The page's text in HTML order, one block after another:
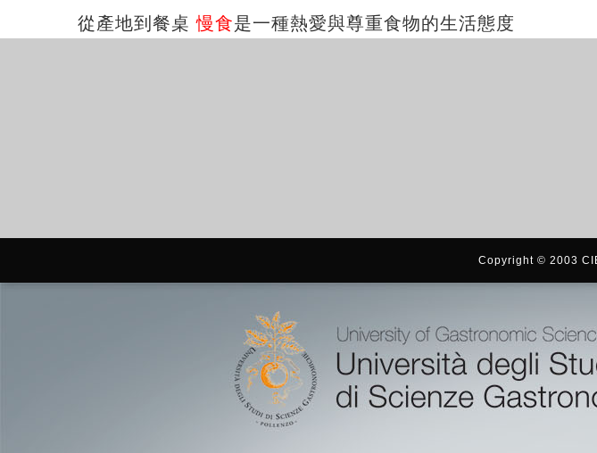
從產地到餐桌慢食是一種熱愛與尊重食物的生活態度
Copyright © 2003